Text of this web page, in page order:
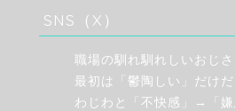
SNS（X）
職場の馴れ馴れしいおじさ
最初は「鬱陶しい」だけ
わじわと「不快感」→「